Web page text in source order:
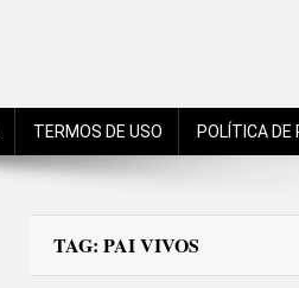
TERMOS DE USO POLÍTICA DE
TAG: PAI VIVOS